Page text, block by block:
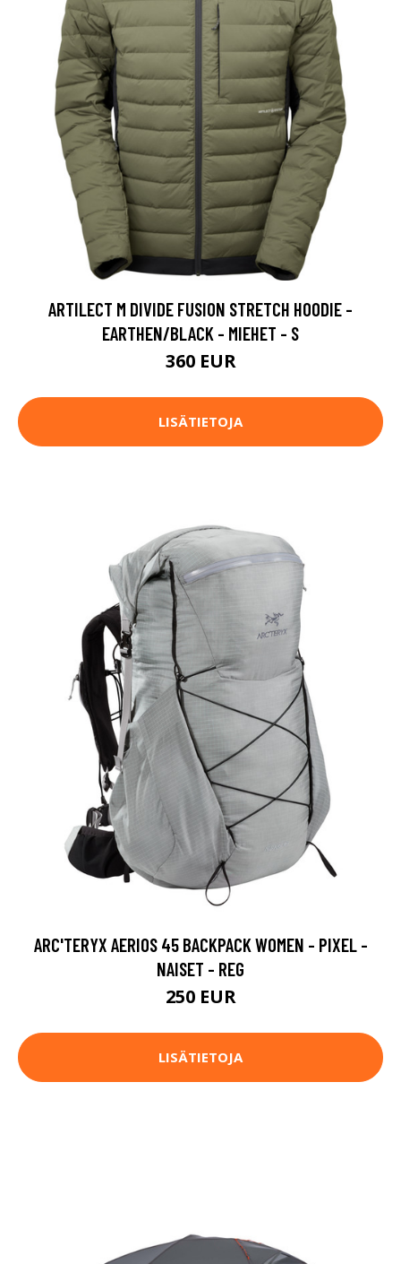
ARTILECT M DIVIDE FUSION STRETCH HOODIE -
EARTHEN/BLACK - MIEHET - S
360 EUR
LISÄTIETOJA
ARC'TERYX AERIOS 45 BACKPACK WOMEN - PIXEL -
NAISET - REG
250 EUR
LISÄTIETOJA